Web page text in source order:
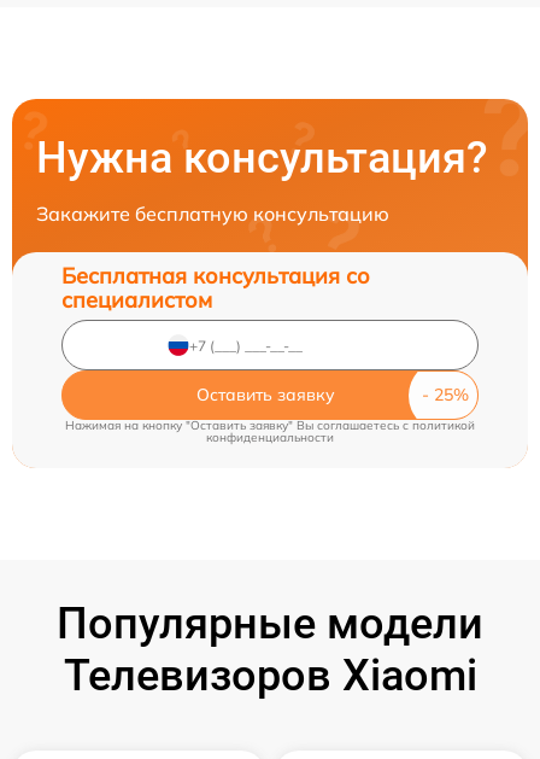
Нужна консультация?
Закажите бесплатную консультацию
Бесплатная консультация со
специалистом
Оставить заявку
Нажимая на кнопку "Оставить заявку" Вы соглашаетесь cполитикой
конфиденциальности
Популярные модели
Телевизоров Xiaomi